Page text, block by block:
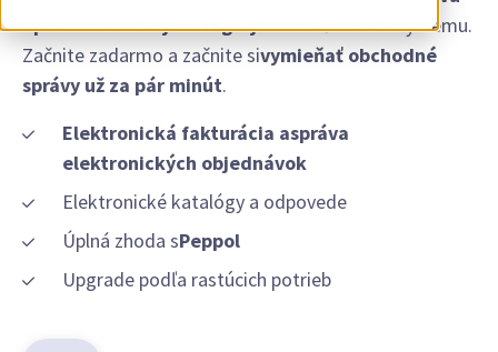
aplikáciu alebo ju integrujtedo vášho ERP systému.
Začnite zadarmo a začnite sivymieňať obchodné
správy už za pár minút.
Elektronická fakturácia aspráva
elektronických objednávok
Elektronické katalógy a odpovede
Úplná zhoda sPeppol
Upgrade podľa rastúcich potrieb